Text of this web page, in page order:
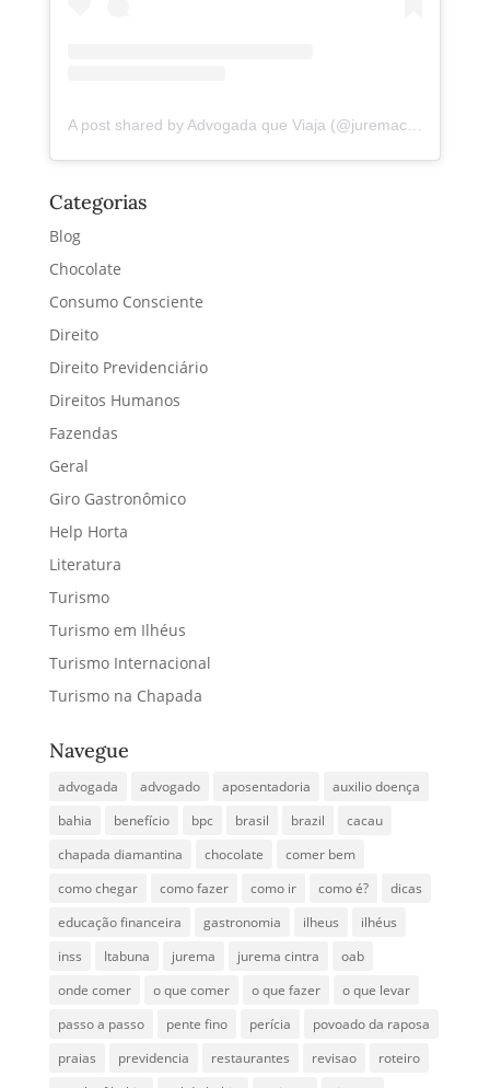
A post shared by Advogada que Viaja (@juremacintra)
Categorias
Blog
Chocolate
Consumo Consciente
Direito
Direito Previdenciário
Direitos Humanos
Fazendas
Geral
Giro Gastronômico
Help Horta
Literatura
Turismo
Turismo em Ilhéus
Turismo Internacional
Turismo na Chapada
Navegue
advogada advogado aposentadoria
auxilio doença
bahia
benefício bpc brasil brazil
cacau
chapada diamantina
chocolate
comer bem
como chegar
como fazer como ir como é?
dicas
educação financeira
gastronomia ilheus
ilhéus
inss
Itabuna jurema jurema cintra
oab
onde comer
o que comer o que fazer
o que levar
passo a passo
pente fino perícia
povoado da raposa
praias
previdencia restaurantes revisao
roteiro